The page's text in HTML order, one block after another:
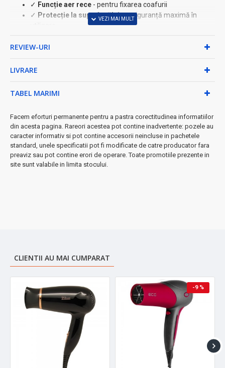
✓ Funcție aer rece - pentru fixarea coafurii
✓ Protecție la supraîncălzire- siguranță maximă în
• Concentrator detașabil pentru styling precis
• Design ergonomic și greutate redusă
Beneficiile tehnologiei ionice:
→ Închiderea cuticulei părului pentru strălucire naturală
→ Reducerea timpului de uscare cu până la 30%
→ Prevenirea deteriorării și deshidratării părului
→ Rezultate de salon acasă
REVIEW-URI
LIVRARE
TABEL MARIMI
Facem eforturi permanente pentru a pastra corectitudinea informatiilor
din acesta pagina. Rareori acestea pot contine inadvertente: pozele au
caracter informativ si pot contine accesorii neincluse in pachetele
standard, unele specificatii pot fi modificate de catre producator fara
preaviz sau pot contine erori de operare. Toate promotiile prezente in
site sunt valabile in limita stocului.
CLIENTII AU MAI CUMPARAT
-9 %